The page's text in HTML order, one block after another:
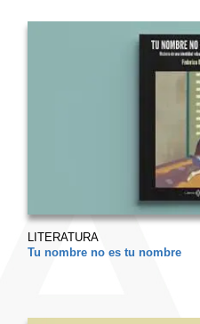
LITERATURA
Tu nombre no es tu nombre